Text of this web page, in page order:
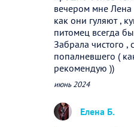
вечером мне Лена
как они гуляют ,
питомец всегда
Забрала чистого ,
попалневшего (
рекомендую ))
июнь 2024
Елена Б.